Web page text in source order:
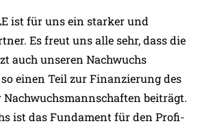
ist für uns ein starker und
Es freut uns alle sehr, dass die
auch unseren Nachwuchs
einen Teil zur Finanzierung des
Nachwuchsmannschaften beiträgt.
ist das Fundament für den Profi-